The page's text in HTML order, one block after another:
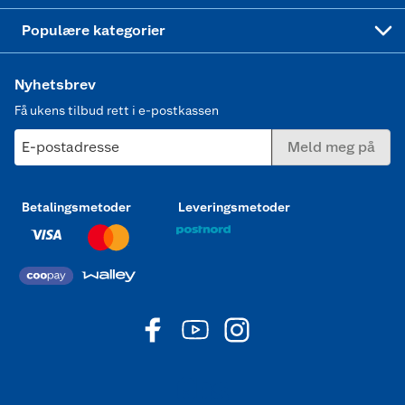
Populære kategorier
Nyhetsbrev
Få ukens tilbud rett i e-postkassen
E-postadresse Meld meg på
Betalingsmetoder Leveringsmetoder